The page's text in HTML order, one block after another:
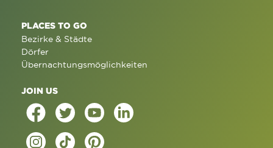
PLACES TO GO
Bezirke & Städte
Dörfer
Übernachtungsmöglichkeiten
JOIN US